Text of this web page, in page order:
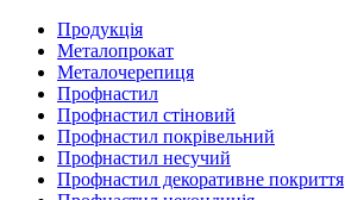
Продукція
Металопрокат
Металочерепиця
Профнастил
Профнастил стіновий
Профнастил покрівельний
Профнастил несучий
Профнастил декоративне покриття